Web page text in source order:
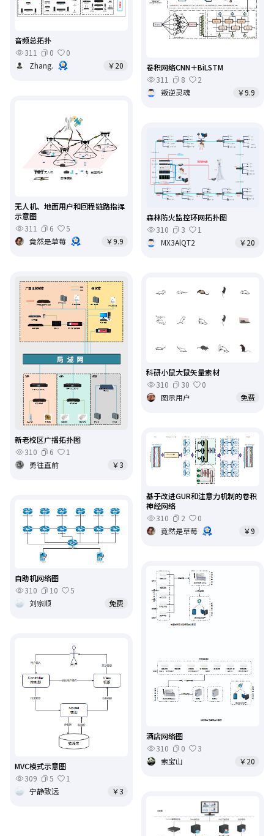
音频总拓扑
311
0
0
Zhang.
￥20
卷积网络CNN＋BiLSTM
311
8
2
叛逆灵魂
￥9.9
无人机、地面用户和回程链路指挥
示意图
311
6
5
竟然是草莓
￥9.9
森林防火监控环网拓扑图
310
3
1
MX3AlQT2
￥20
新老校区广播拓扑图
310
6
1
勇往直前
￥3
科研小鼠大鼠矢量素材
310
30
0
图示用户
免费
基于改进GUR和注意力机制的卷积
神经网络
310
2
0
竟然是草莓
￥9
自助机网络图
310
10
5
刘宗顺
免费
酒店网络图
310
0
3
索宝山
￥20
MVC模式示意图
309
5
1
宁静致远
￥3